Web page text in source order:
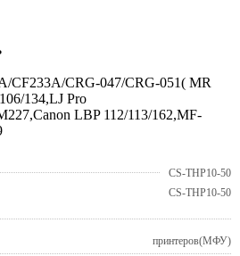
CF233A/CRG-047/CRG-051( MR
134,LJ Pro
LBP 112/113/162,MF-
CS-THP10-50
CS-THP10-50
принтеров(МФУ)